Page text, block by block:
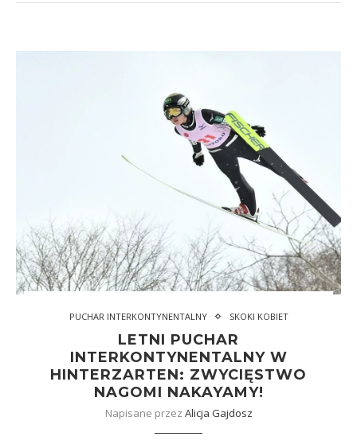
PUCHAR INTERKONTYNENTALNY SKOKI KOBIET
LETNI PUCHAR
INTERKONTYNENTALNY W
HINTERZARTEN: ZWYCIĘSTWO
NAGOMI NAKAYAMY!
Napisane przez Alicja Gajdosz